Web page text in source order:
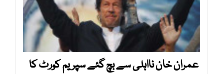
عمران خان نااہلی سے بچ گئے سپریم کورٹ کا